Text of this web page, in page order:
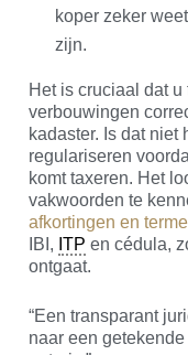
koper zeker
zijn.
Het is cruciaal dat
verbouwingen
kadaster. Is dat niet
regulariseren
komt taxeren. Het
vakwoorden te
afkortingen en
IBI, ITP en cédula,
ontgaat.
“Een transparant
naar een